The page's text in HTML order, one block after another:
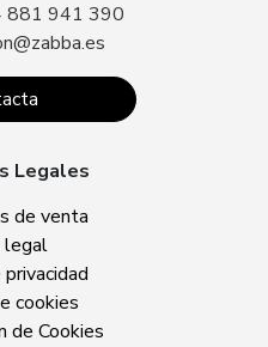
881 941 390
Legales
de venta
legal
cookies
de Cookies